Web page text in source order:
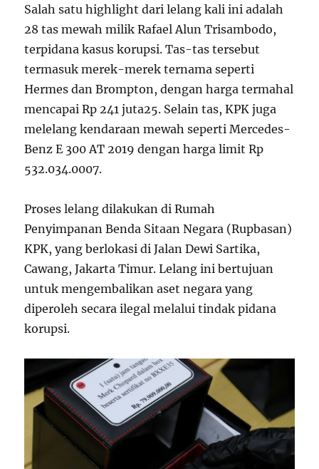
Salah satu highlight dari lelang kali ini adalah
28 tas mewah milik Rafael Alun Trisambodo,
terpidana kasus korupsi. Tas-tas tersebut
termasuk merek-merek ternama seperti
Hermes dan Brompton, dengan harga termahal
mencapai Rp 241 juta25. Selain tas, KPK juga
melelang kendaraan mewah seperti Mercedes-
Benz E 300 AT 2019 dengan harga limit Rp
532.034.0007.
Proses lelang dilakukan di Rumah
Penyimpanan Benda Sitaan Negara (Rupbasan)
KPK, yang berlokasi di Jalan Dewi Sartika,
Cawang, Jakarta Timur. Lelang ini bertujuan
untuk mengembalikan aset negara yang
diperoleh secara ilegal melalui tindak pidana
korupsi.